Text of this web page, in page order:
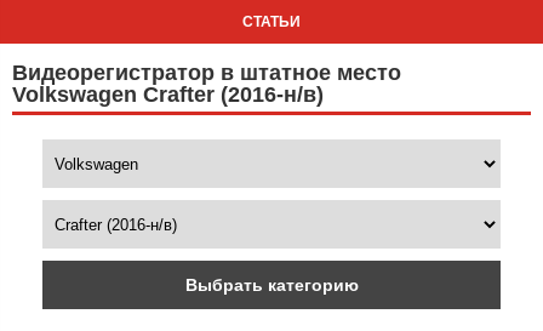
СТАТЬИ
Видеорегистратор в штатное место
Volkswagen Crafter (2016-н/в)
Выбрать категорию